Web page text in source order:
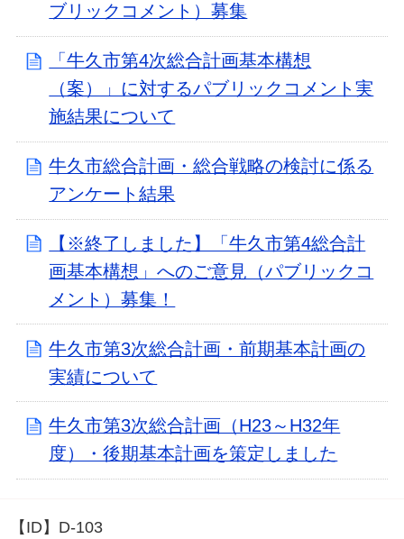
ブリックコメント）募集
「牛久市第4次総合計画基本構想
（案）」に対するパブリックコメント実
施結果について
牛久市総合計画・総合戦略の検討に係る
アンケート結果
【※終了しました】「牛久市第4総合計
画基本構想」へのご意見（パブリックコ
メント）募集！
牛久市第3次総合計画・前期基本計画の
実績について
牛久市第3次総合計画（H23～H32年
度）・後期基本計画を策定しました
【ID】 D-103